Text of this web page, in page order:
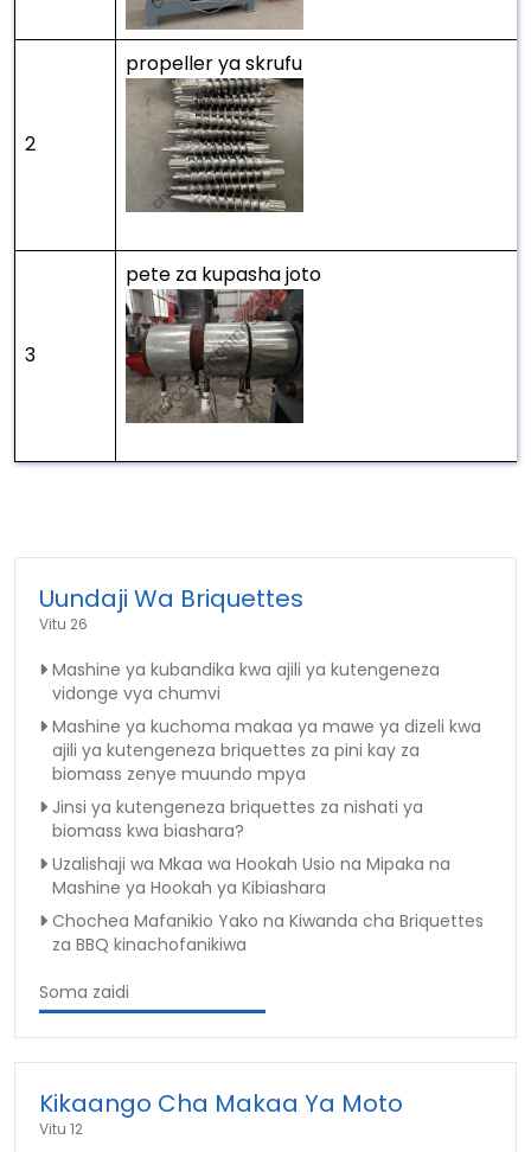
2
propeller ya skrufu
3
pete za kupasha joto
Uundaji Wa Briquettes
Vitu 26
Mashine ya kubandika kwa ajili ya kutengeneza
vidonge vya chumvi
Mashine ya kuchoma makaa ya mawe ya dizeli kwa
ajili ya kutengeneza briquettes za pini kay za
biomass zenye muundo mpya
Jinsi ya kutengeneza briquettes za nishati ya
biomass kwa biashara?
Uzalishaji wa Mkaa wa Hookah Usio na Mipaka na
Mashine ya Hookah ya Kibiashara
Chochea Mafanikio Yako na Kiwanda cha Briquettes
za BBQ kinachofanikiwa
Soma zaidi
Kikaango Cha Makaa Ya Moto
Vitu 12